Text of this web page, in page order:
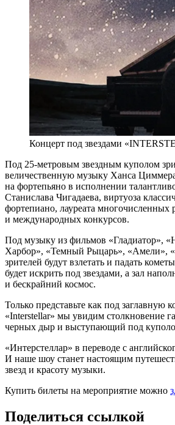
Концерт под звездами
Под 25-метровым звездным куполом
величественную музыку Ханса
на фортепьяно в исполнении
Станислава Чигадаева, виртуоза
фортепиано, лауреата многочисленных
и международных конкурсов.
Под музыку из фильмов «Гладиатор»,
Харбор», «Темный Рыцарь», «Амели»,
зрителей будут взлетать и падать
будет искрить под звездами, а зал
и бескрайний космос.
Только представьте как под
«Interstellar» мы увидим столкновение
черных дыр и выступающий под
«Интерстеллар» в переводе с
И наше шоу станет настоящим
звезд и красоту музыки.
Купить билеты на мероприятие можно
Поделиться ссылкой